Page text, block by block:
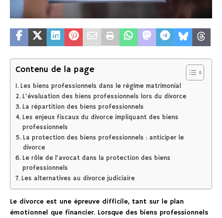
Contenu de la page
Les biens professionnels dans le régime matrimonial
L’évaluation des biens professionnels lors du divorce
La répartition des biens professionnels
Les enjeux fiscaux du divorce impliquant des biens
professionnels
La protection des biens professionnels : anticiper le
divorce
Le rôle de l’avocat dans la protection des biens
professionnels
Les alternatives au divorce judiciaire
Le divorce est une épreuve difficile, tant sur le plan
émotionnel que financier. Lorsque des biens professionnels